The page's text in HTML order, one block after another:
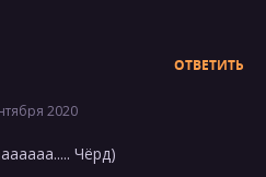
ОТВЕТИТЬ
2020
Чёрд)